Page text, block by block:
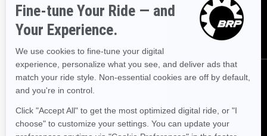
FØLG OSS